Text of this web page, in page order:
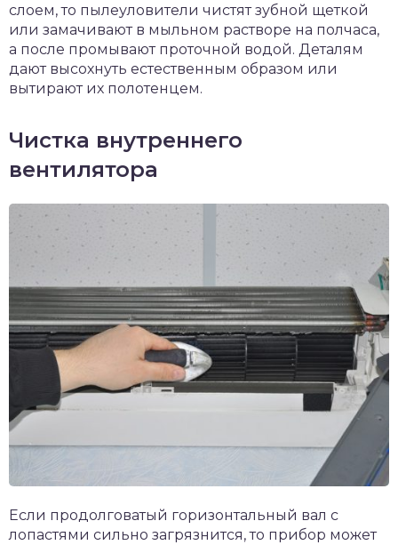
слоем, то пылеуловители чистят зубной щеткой
или замачивают в мыльном растворе на полчаса,
а после промывают проточной водой. Деталям
дают высохнуть естественным образом или
вытирают их полотенцем.
Чистка внутреннего
вентилятора
Если продолговатый горизонтальный вал с
лопастями сильно загрязнится, то прибор может